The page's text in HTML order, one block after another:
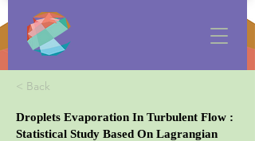
< Back
Droplets Evaporation In Turbulent Flow :
Statistical Study Based On Lagrangian